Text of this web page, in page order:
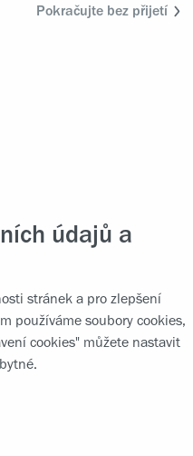
údajů a
stránek a pro zlepšení
používáme soubory cookies,
cookies" můžete nastavit
Pokračujte bez přijetí
laterální
choroba a
ataxie (FA)
skleróza (RS)